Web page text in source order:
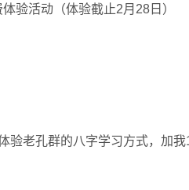
验活动（体验截止2月28日）
验老孔群的八字学习方式，加